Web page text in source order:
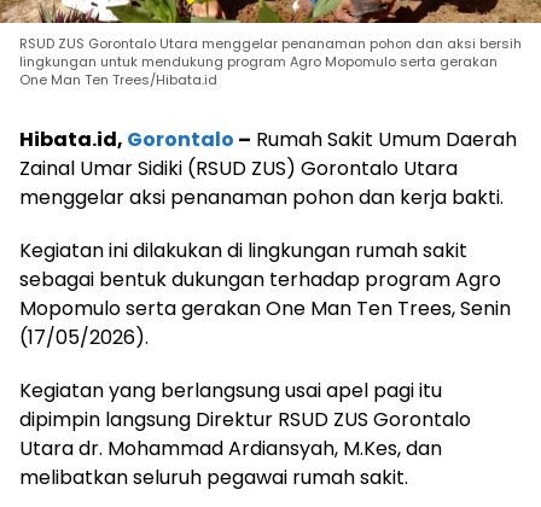
RSUD ZUS Gorontalo Utara menggelar penanaman pohon dan aksi bersih
lingkungan untuk mendukung program Agro Mopomulo serta gerakan
One Man Ten Trees/Hibata.id
Hibata.id, Gorontalo – Rumah Sakit Umum Daerah
Zainal Umar Sidiki (RSUD ZUS) Gorontalo Utara
menggelar aksi penanaman pohon dan kerja bakti.
Kegiatan ini dilakukan di lingkungan rumah sakit
sebagai bentuk dukungan terhadap program Agro
Mopomulo serta gerakan One Man Ten Trees, Senin
(17/05/2026).
Kegiatan yang berlangsung usai apel pagi itu
dipimpin langsung Direktur RSUD ZUS Gorontalo
Utara dr. Mohammad Ardiansyah, M.Kes, dan
melibatkan seluruh pegawai rumah sakit.